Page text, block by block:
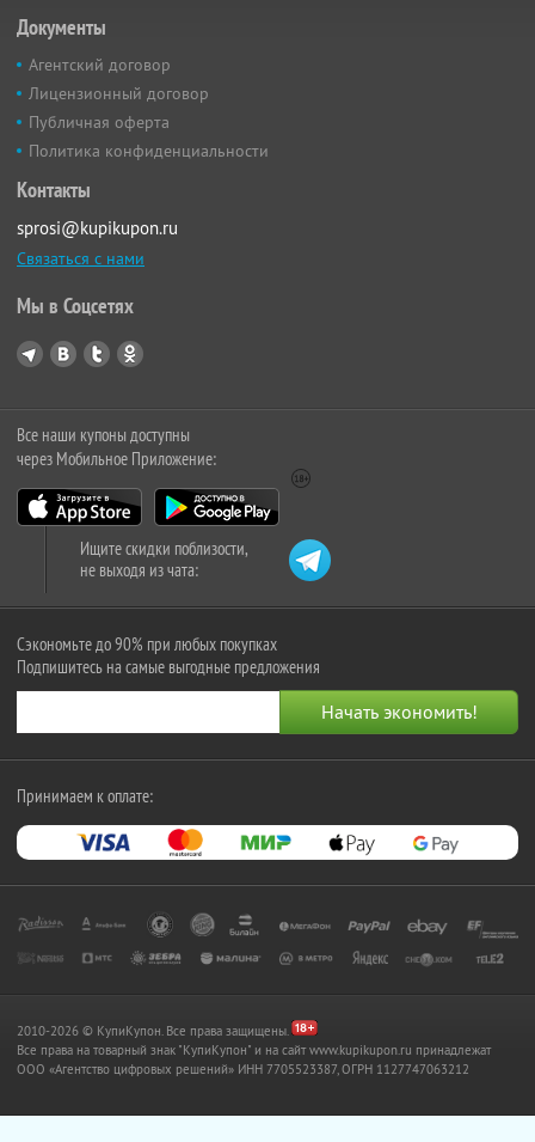
Документы
Агентский договор
Лицензионный договор
Публичная оферта
Политика конфиденциальности
Контакты
sprosi@kupikupon.ru
Связаться с нами
Мы в Соцсетях
Все наши купоны доступны
через Мобильное Приложение:
Ищите скидки поблизости,
не выходя из чата:
Сэкономьте до 90% при любых покупках
Подпишитесь на самые выгодные предложения
Принимаем к оплате:
2010-2026 © КупиКупон. Все права защищены.
Все права на товарный знак "КупиКупон" и на сайт www.kupikupon.ru принадлежат
OOO «Агентство цифровых решений» ИНН 7705523387, ОГРН 1127747063212